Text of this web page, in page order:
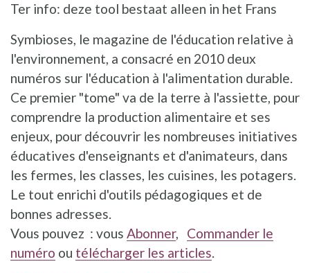
Ter info: deze tool bestaat alleen in het Frans
Symbioses, le magazine de l'éducation relative à
l'environnement, a consacré en 2010 deux
numéros sur l'éducation à l'alimentation durable.
Ce premier "tome" va de la terre à l'assiette, pour
comprendre la production alimentaire et ses
enjeux, pour découvrir les nombreuses initiatives
éducatives d'enseignants et d'animateurs, dans
les fermes, les classes, les cuisines, les potagers.
Le tout enrichi d'outils pédagogiques et de
bonnes adresses.
Vous pouvez : vous Abonner, Commander le
numéro ou télécharger les articles.